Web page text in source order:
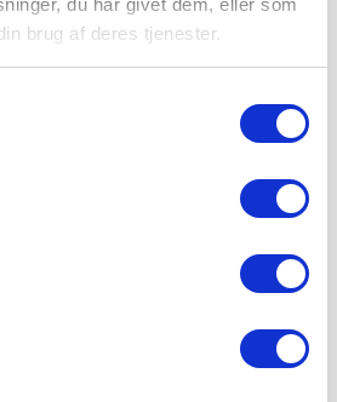
brug af deres tjenester.